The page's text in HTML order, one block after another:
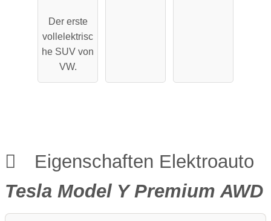
Performa
nce
Der erste
vollelektrisc
he SUV von
VW.
Eigenschaften Elektroauto
Tesla Model Y Premium AWD